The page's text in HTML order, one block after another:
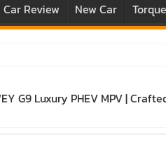
Car Review New Car
GWM HAVAL H6 ปรับโฉม
G9 Luxury PHEV MPV |